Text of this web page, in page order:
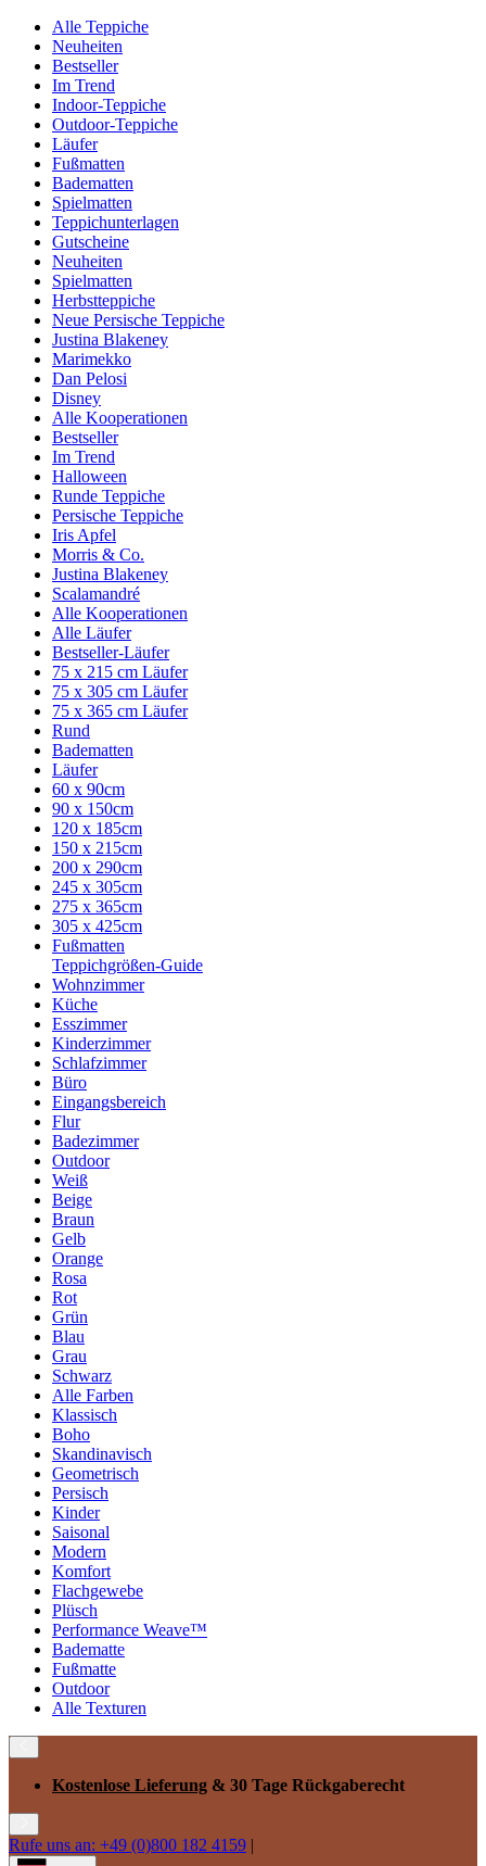
Alle Teppiche
Neuheiten
Bestseller
Im Trend
Indoor-Teppiche
Outdoor-Teppiche
Läufer
Fußmatten
Badematten
Spielmatten
Teppichunterlagen
Gutscheine
Neuheiten
Spielmatten
Herbstteppiche
Neue Persische Teppiche
Justina Blakeney
Marimekko
Dan Pelosi
Disney
Alle Kooperationen
Bestseller
Im Trend
Halloween
Runde Teppiche
Persische Teppiche
Iris Apfel
Morris & Co.
Justina Blakeney
Scalamandré
Alle Kooperationen
Alle Läufer
Bestseller-Läufer
75 x 215 cm Läufer
75 x 305 cm Läufer
75 x 365 cm Läufer
Rund
Badematten
Läufer
60 x 90cm
90 x 150cm
120 x 185cm
150 x 215cm
200 x 290cm
245 x 305cm
275 x 365cm
305 x 425cm
Fußmatten
Teppichgrößen-Guide
Wohnzimmer
Küche
Esszimmer
Kinderzimmer
Schlafzimmer
Büro
Eingangsbereich
Flur
Badezimmer
Outdoor
Weiß
Beige
Braun
Gelb
Orange
Rosa
Rot
Grün
Blau
Grau
Schwarz
Alle Farben
Klassisch
Boho
Skandinavisch
Geometrisch
Persisch
Kinder
Saisonal
Modern
Komfort
Flachgewebe
Plüsch
Performance Weave™
Badematte
Fußmatte
Outdoor
Alle Texturen
Kostenlose Lieferung & 30 Tage Rückgaberecht
Rufe uns an: +49 (0)800 182 4159 |